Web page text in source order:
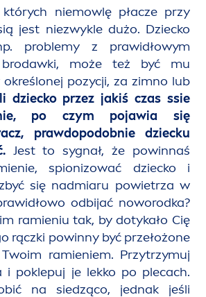
niemowlę płacze przy
jest niezwykle dużo. Dziecko
problemy z prawidłowym
brodawki, może też być mu
pozycji, za zimno lub
dziecko przez jakiś czas ssie
po czym pojawia się
prawdopodobnie dziecku
Jest to sygnał, że powinnaś
spionizować dziecko i
się nadmiaru powietrza w
odbijać noworodka?
ramieniu tak, by dotykało Cię
rączki powinny być przełożone
ramieniem. Przytrzymuj
i poklepuj je lekko po plecach.
na siedząco, jednak jeśli